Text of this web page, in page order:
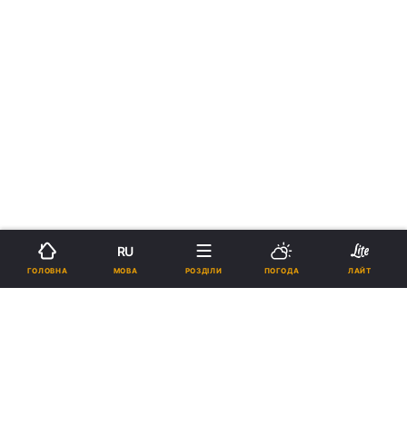
ГОЛОВНА
RU
МОВА РОЗДІЛИ ПОГОДА ЛАЙТ